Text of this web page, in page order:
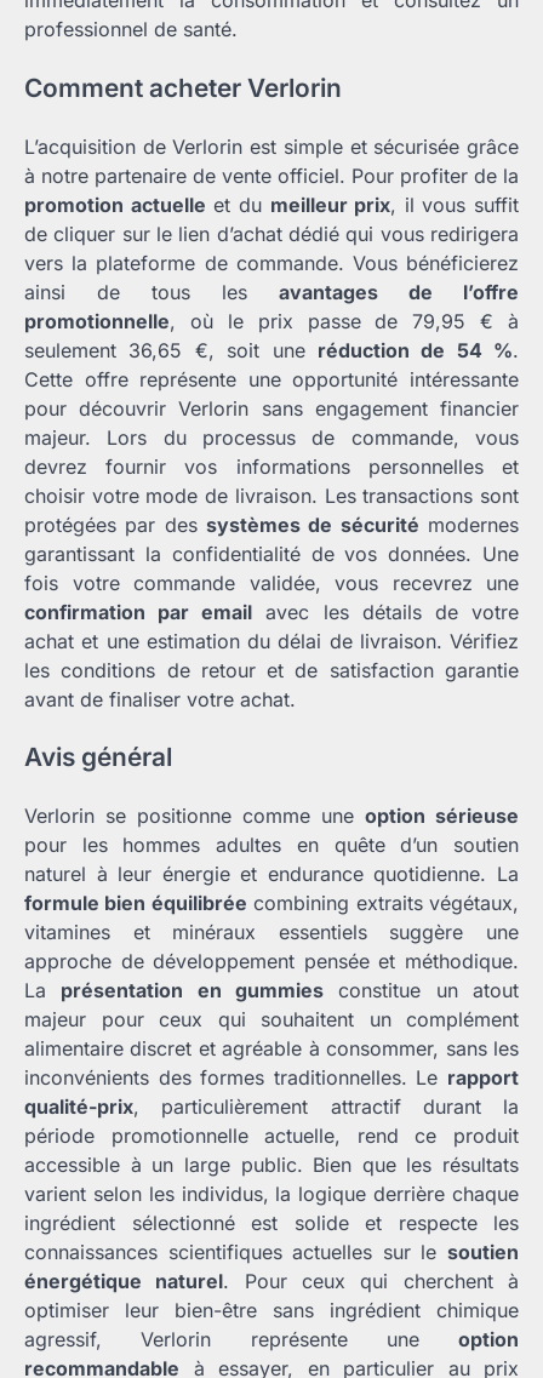
professionnel de santé.
Comment acheter Verlorin
L’acquisition de Verlorin est simple et sécurisée grâce
à notre partenaire de vente officiel. Pour profiter de la
promotion actuelle et du meilleur prix, il vous suffit
de cliquer sur le lien d’achat dédié qui vous redirigera
vers la plateforme de commande. Vous bénéficierez
ainsi de tous les avantages de l’offre
promotionnelle, où le prix passe de 79,95 € à
seulement 36,65 €, soit une réduction de 54 %.
Cette offre représente une opportunité intéressante
pour découvrir Verlorin sans engagement financier
majeur. Lors du processus de commande, vous
devrez fournir vos informations personnelles et
choisir votre mode de livraison. Les transactions sont
protégées par des systèmes de sécurité modernes
garantissant la confidentialité de vos données. Une
fois votre commande validée, vous recevrez une
confirmation par email avec les détails de votre
achat et une estimation du délai de livraison. Vérifiez
les conditions de retour et de satisfaction garantie
avant de finaliser votre achat.
Avis général
Verlorin se positionne comme une option sérieuse
pour les hommes adultes en quête d’un soutien
naturel à leur énergie et endurance quotidienne. La
formule bien équilibrée combining extraits végétaux,
vitamines et minéraux essentiels suggère une
approche de développement pensée et méthodique.
La présentation en gummies constitue un atout
majeur pour ceux qui souhaitent un complément
alimentaire discret et agréable à consommer, sans les
inconvénients des formes traditionnelles. Le rapport
qualité-prix, particulièrement attractif durant la
période promotionnelle actuelle, rend ce produit
accessible à un large public. Bien que les résultats
varient selon les individus, la logique derrière chaque
ingrédient sélectionné est solide et respecte les
connaissances scientifiques actuelles sur le soutien
énergétique naturel. Pour ceux qui cherchent à
optimiser leur bien-être sans ingrédient chimique
agressif, Verlorin représente une option
recommandable à essayer, en particulier au prix